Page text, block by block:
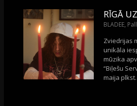
RĪGĀ
BLADEE,
Zviedrijas
unikāla
mūzika
“Biļešu
maija